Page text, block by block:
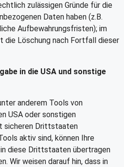
zulässigen Gründe für die
Daten haben (z.B.
Aufbewahrungsfristen); im
die Löschung nach Fortfall dieser
in die USA und sonstige
anderem Tools von
USA oder sonstigen
sicheren Drittstaaten
aktiv sind, können Ihre
diese Drittstaaten übertragen
Wir weisen darauf hin, dass in